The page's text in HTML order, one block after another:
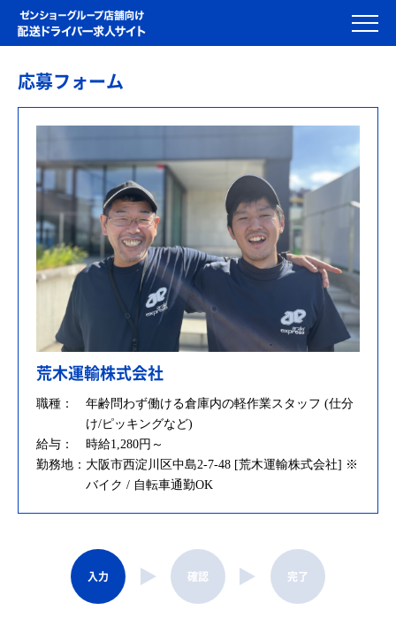
応募フォーム
荒木運輸株式会社
職種：
年齢問わず働ける倉庫内の軽作業スタッフ (仕分
け/ピッキングなど)
給与：
時給1,280円～
勤務地： 大阪市西淀川区中島2-7-48 [荒木運輸株式会社] ※
バイク / 自転車通勤OK
入力 確認 完了